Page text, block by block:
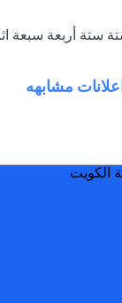
أربعة سبعة
مشابهه
وتنسيق احواش
تنسيق الحدائق